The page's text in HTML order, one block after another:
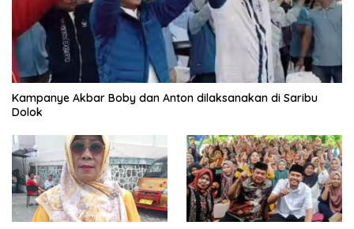
Kampanye Akbar Boby dan Anton dilaksanakan di Saribu
Dolok